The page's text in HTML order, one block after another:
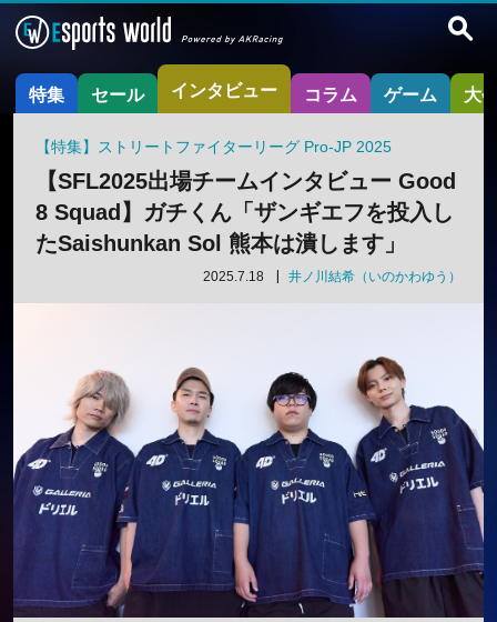
特集 セール インタビュー コラム ゲーム 大
【特集】ストリートファイターリーグ Pro-JP 2025
【SFL2025出場チームインタビュー Good
8 Squad】ガチくん「ザンギエフを投入し
たSaishunkan Sol 熊本は潰します」
2025.7.18 井ノ川結希（いのかわゆう）